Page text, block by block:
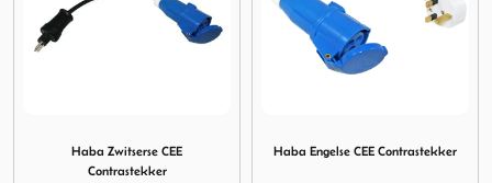
Haba Zwitserse CEE
Contrastekker
Haba Engelse CEE Contrastekker